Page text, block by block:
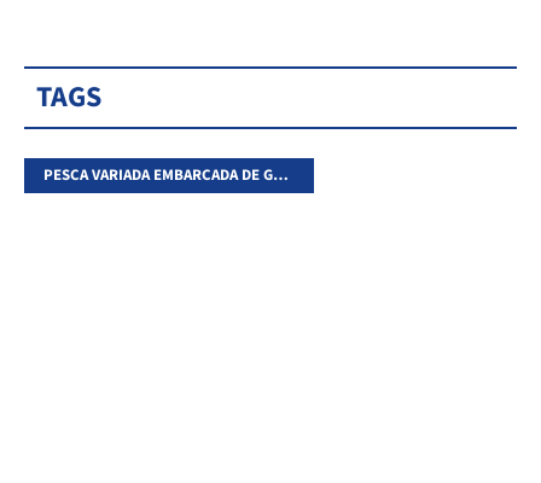
TAGS
PESCA VARIADA EMBARCADA DE GOYA